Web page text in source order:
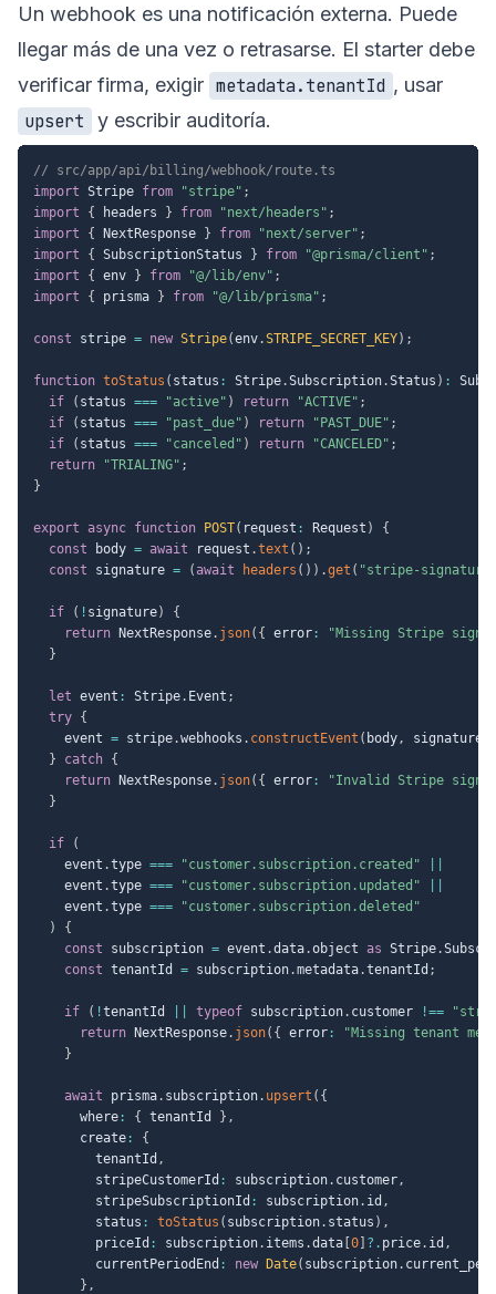
Un webhook es una notificación externa. Puede
llegar más de una vez o retrasarse. El starter debe
verificar firma, exigir metadata.tenantId , usar
upsert
y escribir auditoría.
// src/app/api/billing/webhook/route.ts
import Stripe from "stripe" ;
import
{ headers } from "next/headers" ;
import
{ NextResponse } from "next/server" ;
import
{ SubscriptionStatus } from "@prisma/client" ;
import
{ env } from "@/lib/env" ;
import
{ prisma } from "@/lib/prisma" ;
const stripe = new Stripe(env.STRIPE_SECRET_KEY) ;
function toStatus ( status : Stripe.Subscription.Status ) :
if
( status === "active" ) return "ACTIVE" ;
if
( status === "past_due" ) return "PAST_DUE" ;
if
( status === "canceled" ) return "CANCELED" ;
return
"TRIALING" ;
}
export async function POST( request : Request )
{
const body = await request .text ( ) ;
const signature = ( await headers ( ) ) .get ( "stripe-
if ( ! signature)
{
return NextResponse. json( { error :
"Missing Stripe
}
let event : Stripe. Event ;
try {
    event
= stripe.webhooks . constructEvent ( body, signature
}
catch {
return NextResponse. json( { error :
"Invalid Stripe
}
if
(
    event
.type === "customer.subscription.created"
    event
.type === "customer.subscription.updated"
    event
.type ===
"customer.subscription.deleted"
)
{
const subscription = event .data.object as Stripe.
const tenantId = subscription.metadata.tenantId ;
if ( !tenantId typeof subscription. customer !==
return NextResponse. json( { error :
"Missing tenant
}
await prisma. subscription. upsert ( {
      where
: { tenantId } ,
      create
:
{
        tenantId
,
        stripeCustomerId
: subscription. customer,
        stripeSubscriptionId
: subscription. id ,
        status
: toStatus ( subscription. status ) ,
        priceId
: subscription. items .data 0 ?. price. id ,
        currentPeriodEnd
: new Date( subscription.
} ,